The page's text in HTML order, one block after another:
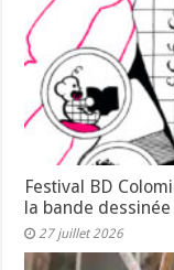
Festival BD
la bande
27 juillet 2026